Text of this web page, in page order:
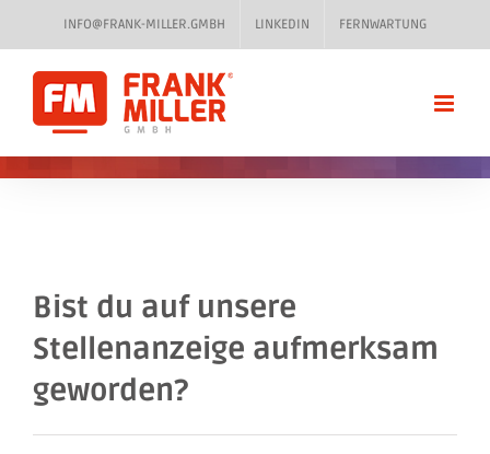
Inhalt
springen
INFO@FRANK-MILLER.GMBH LINKEDIN FERNWARTUNG
Bist du auf unsere
Stellenanzeige aufmerksam
geworden?